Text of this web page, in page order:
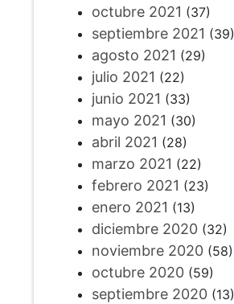
octubre 2021 (37)
septiembre 2021 (39)
agosto 2021 (29)
julio 2021 (22)
junio 2021 (33)
mayo 2021 (30)
abril 2021 (28)
marzo 2021 (22)
febrero 2021 (23)
enero 2021 (13)
diciembre 2020(32)
noviembre 2020(58)
octubre 2020(59)
septiembre 2020(13)